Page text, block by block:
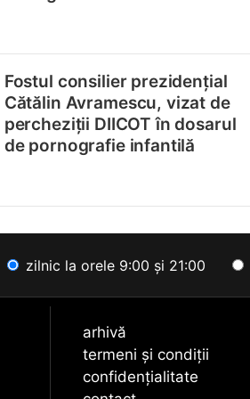
Fostul consilier prezidențial
Cătălin Avramescu, vizat de
percheziții DIICOT în dosarul
de pornografie infantilă
zilnic la orele 9:00 și 21:00
arhivă
termeni și condiții
confidențialitate